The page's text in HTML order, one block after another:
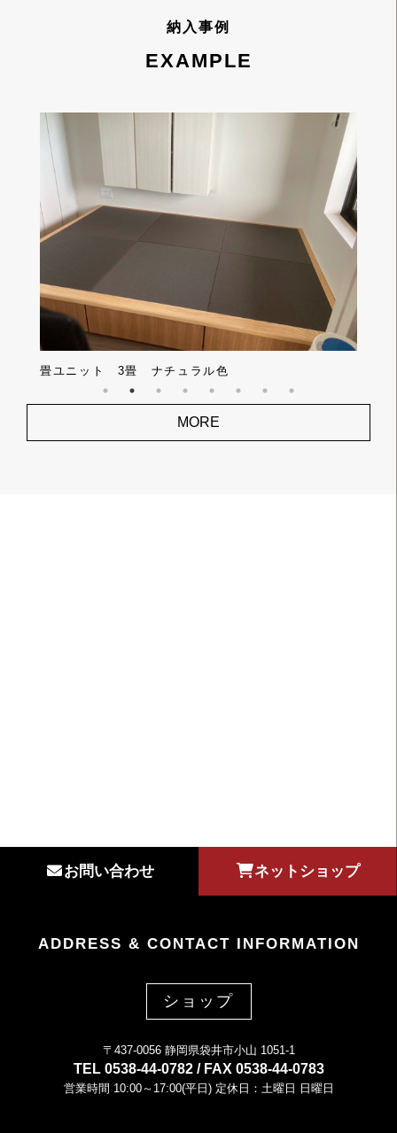
納入事例
EXAMPLE
3畳 ナチュラル色
MORE
お問い合わせ ネットショップ
ADDRESS & CONTACT INFORMATION
ショップ
〒437-0056 静岡県袋井市小山 1051-1
TEL 0538-44-0782 / FAX 0538-44-0783
営業時間 10:00～17:00(平日) 定休日：土曜日 日曜日